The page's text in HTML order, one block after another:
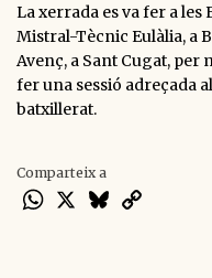
La xerrada es va fer a les
Mistral-Tècnic Eulàlia, a
Avenç, a Sant Cugat, per
fer una sessió adreçada
batxillerat.
Comparteix a
WhatsApp
X Bluesky